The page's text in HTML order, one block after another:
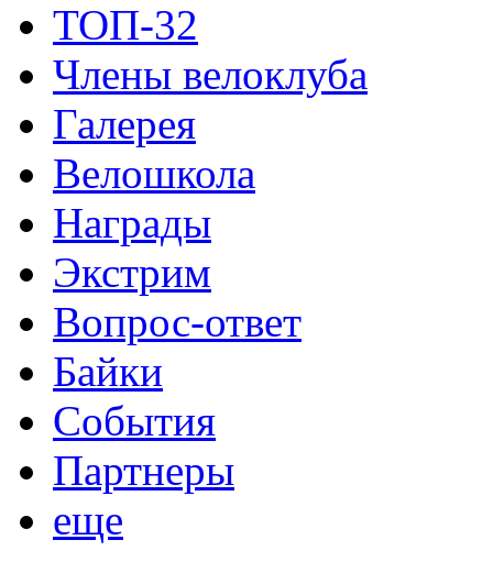
ТОП-32
Члены велоклуба
Галерея
Велошкола
Награды
Экстрим
Вопрос-ответ
Байки
События
Партнеры
еще